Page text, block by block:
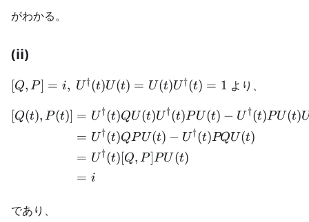
がわかる。
(ii)
[Q,P]=i, \
=
U(t)U^\dagger(t)
[Q, P] = i, U†(t)U(t) = U(t)U†(t) = 1 より、
\begin{aligned} \left[
[Q(t), P (t)] = U†(t)QU(t)U †(t)PU(t) − U †(t)PU (t)
= U†(t)QPU(t) − U†(t)PQU(t)
= U†(t)[Q, P]PU (t)
= i
であり、